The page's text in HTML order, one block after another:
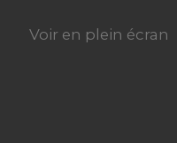
Voir en plein écran